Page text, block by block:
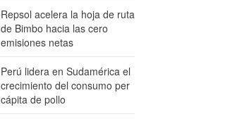
Repsol acelera la hoja de ruta
de Bimbo hacia las cero
emisiones netas
Perú lidera en Sudamérica el
crecimiento del consumo per
cápita de pollo